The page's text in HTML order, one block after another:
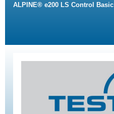
ALPINE® e200 LS Control Basic